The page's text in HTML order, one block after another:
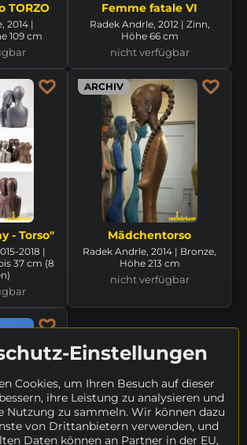
TORZO
2014 |
109 cm
Femme fatale VI
Radek Andrle, 2012 | Zinn,
Höhe 66 cm
nicht verfügbar
- Torso"
2018 |
ARCHIV
Mädchentorso
Radek Andrle, 2014 | Bronze,
Höhe 213 cm
nicht verfügbar
Einstellungen
Cookies, um Ihren Besuch auf dieser
ihre Leistung zu analysieren und
Nutzung zu sammeln. Wir können dazu
von Drittanbietern verwenden, und
Daten können an Partner in der EU,